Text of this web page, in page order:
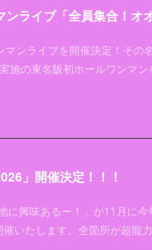
ライブ「全員集合！オ
ンライブを開催決定！その
の東名阪初ホールワンマ
」開催決定！！！
興味あるー！」が11月に
いたします。全箇所が超能